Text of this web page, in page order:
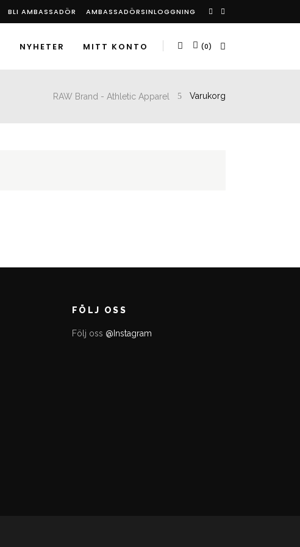
BLI AMBASSADÖR AMBASSADÖRSINLOGGNING
NYHETER MITT KONTO (0)
RAW Brand - Athletic Apparel Varukorg
FÖLJ OSS
Följ oss @Instagram